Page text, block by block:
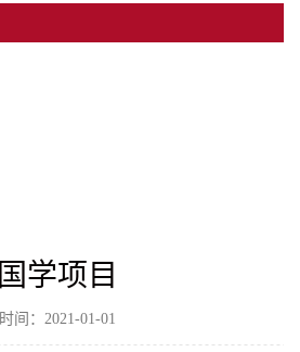
国学项目
时间：2021-01-01